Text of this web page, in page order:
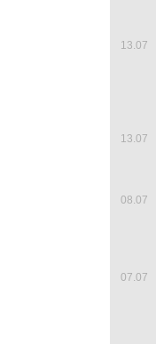
13.07
13.07
08.07
07.07